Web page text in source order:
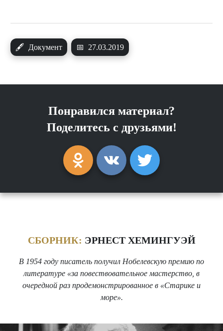
🖋 Документ 📅 27.03.2019
Понравился материал?
Поделитесь с друзьями!
СБОРНИК: ЭРНЕСТ ХЕМИНГУЭЙ
В 1954 году писатель получил Нобелевскую премию по
литературе «за повествовательное мастерство, в
очередной раз продемонстрированное в «Старике и
море».